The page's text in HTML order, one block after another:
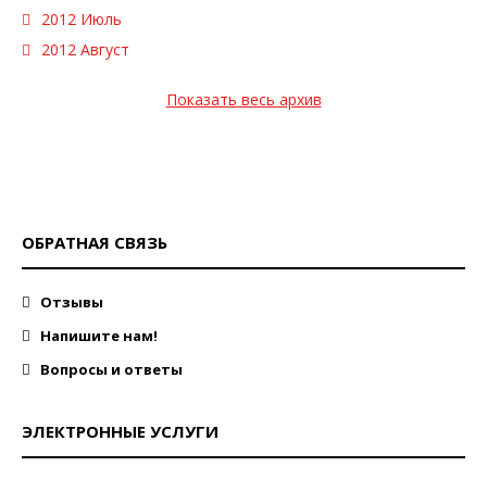
2012 Июль
2012 Август
Показать весь архив
ОБРАТНАЯ СВЯЗЬ
Отзывы
Напишите нам!
Вопросы и ответы
ЭЛЕКТРОННЫЕ УСЛУГИ